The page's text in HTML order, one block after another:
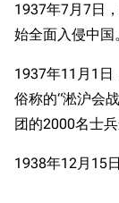
1937年7月7日
始全面入侵中国
1937年11月1日
俗称的“淞沪会
团的2000名士兵
1938年12月15